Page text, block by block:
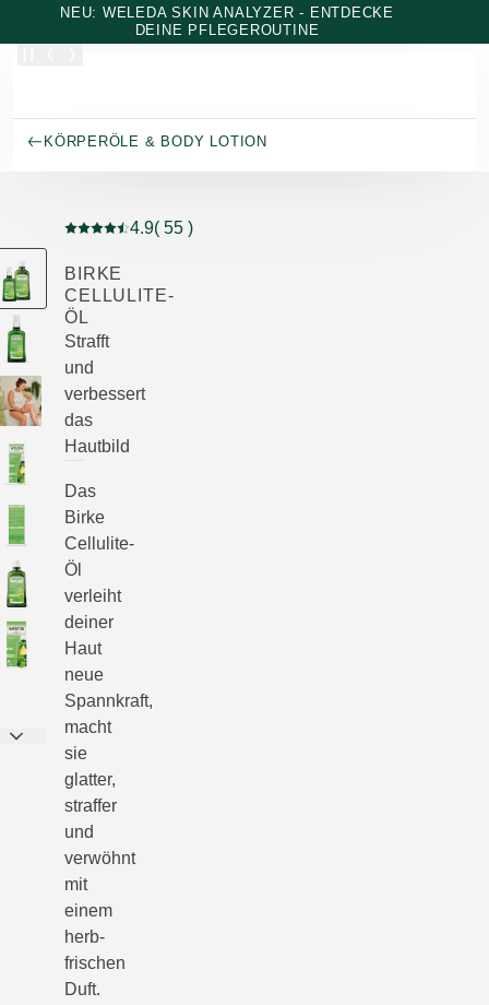
Zum Hauptinhalt wechseln
NEU: WELEDA SKIN ANALYZER - ENTDECKE
DEINE PFLEGEROUTINE
KÖRPERÖLE & BODY LOTION
Aktuelle Bewertung: 4.9 von 5 Sternen bewertet von
4.9( 55 )
BIRKE
CELLULITE-
ÖL
Strafft
und
verbessert
das
Hautbild
Das
Birke
Cellulite-
Öl
verleiht
deiner
Haut
neue
Spannkraft,
macht
sie
glatter,
straffer
und
verwöhnt
mit
einem
herb-
frischen
Duft.